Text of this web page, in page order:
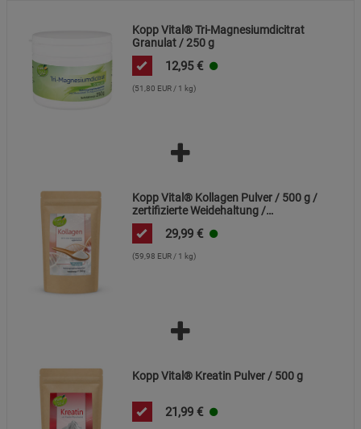
Kopp Vital® Tri-Magnesiumdicitrat
Granulat / 250 g
12,95 €
(51,80 EUR / 1 kg)
Kopp Vital® Kollagen Pulver / 500 g /
zertifizierte Weidehaltung /
Kollagenhydrolysat / Kollagenpeptid /
91% Eiweiß
29,99 €
(59,98 EUR / 1 kg)
Kopp Vital® Kreatin Pulver / 500 g
21,99 €
Cookie-Informationen anzeigen
Datenschutzerklärung